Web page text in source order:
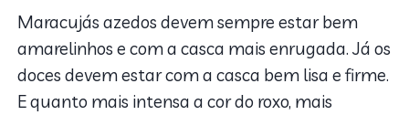
Maracujás azedos devem sempre estar bem
amarelinhos e com a casca mais enrugada. Já os
doces devem estar com a casca bem lisa e firme.
E quanto mais intensa a cor do roxo, mais